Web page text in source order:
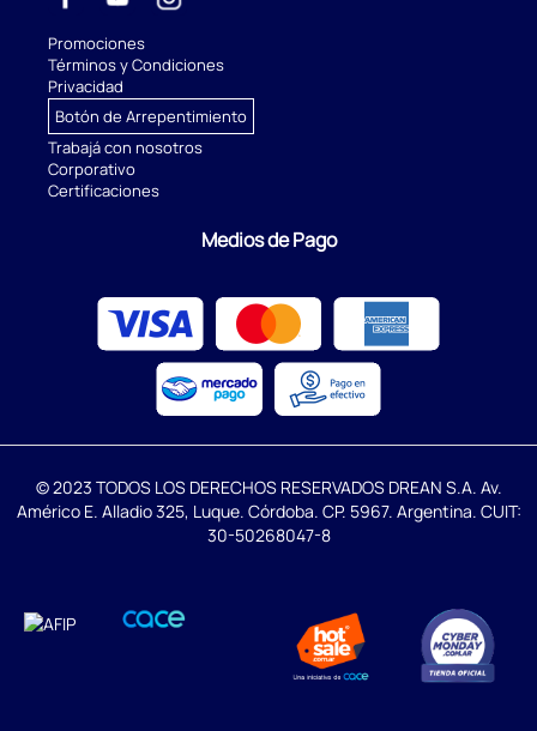
Promociones
Términos y Condiciones
Privacidad
Botón de Arrepentimiento
Trabajá con nosotros
Corporativo
Certificaciones
Medios de Pago
© 2023 TODOS LOS DERECHOS RESERVADOS DREAN S.A. Av.
Américo E. Alladio 325, Luque. Córdoba. CP. 5967. Argentina. CUIT:
30-50268047-8